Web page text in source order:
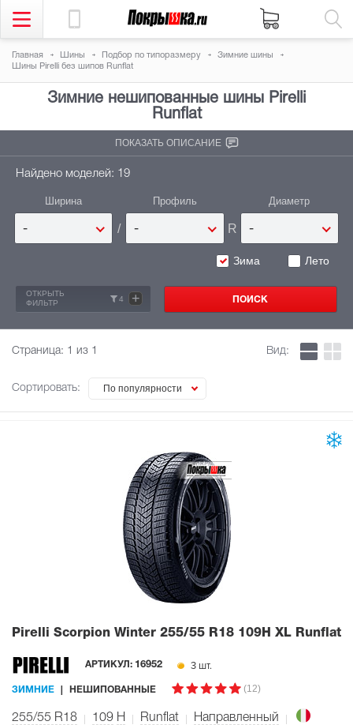
Главная Шины Подбор по типоразмеру
Зимние шины
Шины Pirelli без шипов Runflat
Зимние нешипованные шины
Pirelli
Runflat
ПОКАЗАТЬ ОПИСАНИЕ
Найдено моделей: 19
Ширина
- /
Профиль
- R
Диаметр
-
Зима Лето
ОТКРЫТЬ
ФИЛЬТР
4 +
Страница: 1 из 1
Сортировать: По популярности
Вид:
Pirelli Scorpion Winter 255/55 R18 109H XL Runflat
АРТИКУЛ: 16952 3 шт.
ЗИМНИЕ НЕШИПОВАННЫЕ (12)
255/55 R18 109 H Runflat Направленный